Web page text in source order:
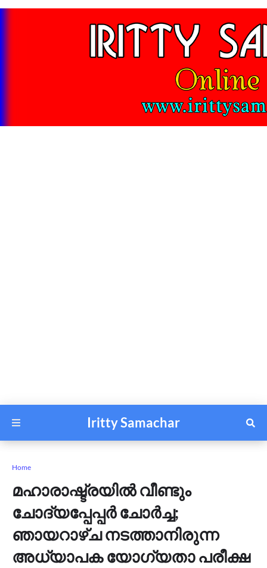
Iritty Samachar
Home
മഹാരാഷ്ട്രയില്‍ വീണ്ടും
ചോദ്യപ്പേപ്പര്‍ ചോര്‍ച്ച;
ഞായറാഴ്ച നടത്താനിരുന്ന
അധ്യാപക യോഗ്യതാ പരീക്ഷ